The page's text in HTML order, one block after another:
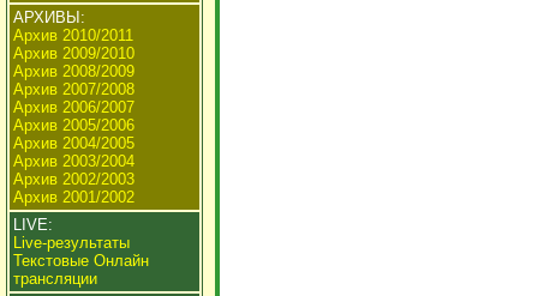
АРХИВЫ:
Архив 2010/2011
Архив 2009/2010
Архив 2008/2009
Архив 2007/2008
Архив 2006/2007
Архив 2005/2006
Архив 2004/2005
Архив 2003/2004
Архив 2002/2003
Архив 2001/2002
LIVE:
Live-результаты
Текстовые Онлайн
трансляции